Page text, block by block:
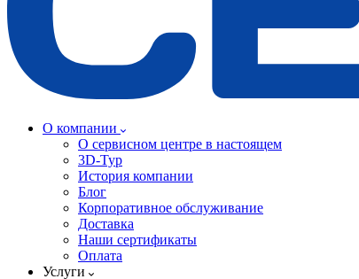
О компании
О сервисном центре в настоящем
3D-Тур
История компании
Блог
Корпоративное обслуживание
Доставка
Наши сертификаты
Оплата
Услуги